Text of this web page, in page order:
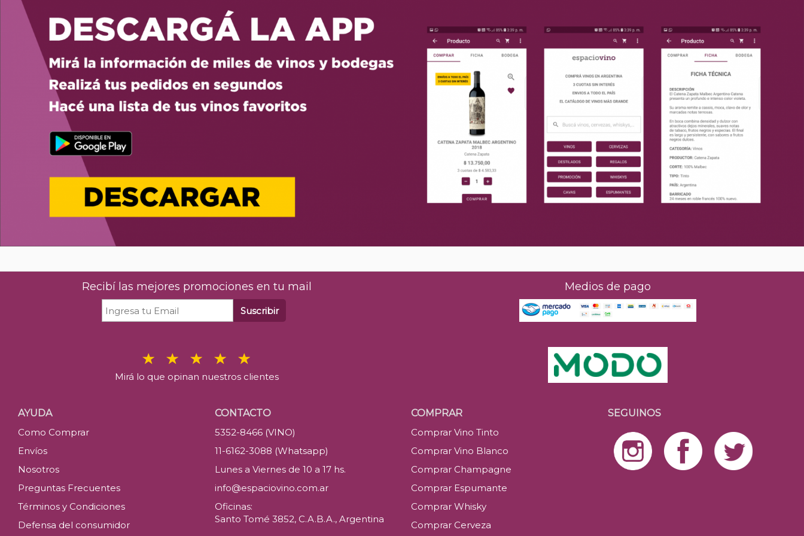
Recibí las mejores promociones en tu mail
Suscribir
Mirá lo que opinan nuestros clientes
Medios de pago
AYUDA
Como Comprar
Envíos
Nosotros
Preguntas Frecuentes
Términos y Condiciones
Defensa del consumidor
CONTACTO
5352-8466 (VINO)
11-6162-3088 (Whatsapp)
Lunes a Viernes de 10 a 17 hs.
info@espaciovino.com.ar
Oficinas:
Santo Tomé 3852, C.A.B.A., Argentina
COMPRAR
Comprar Vino Tinto
Comprar Vino Blanco
Comprar Champagne
Comprar Espumante
Comprar Whisky
Comprar Cerveza
SEGUINOS